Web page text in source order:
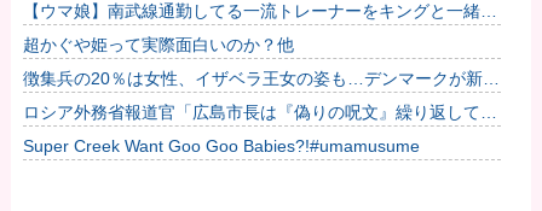
【ウマ娘】南武線通勤してる一流トレーナーをキングと一緒に
見ていく他
超かぐや姫って実際面白いのか？他
徴集兵の20％は女性、イザベラ王女の姿も…デンマークが新た
な兵役制度開始！
ロシア外務省報道官「広島市長は『偽りの呪文』繰り返してい
る」 平和宣言を非難
Super Creek Want Goo Goo Babies?!#umamusume